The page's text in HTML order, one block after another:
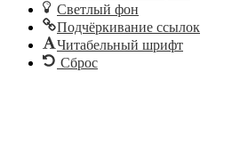
Светлый фон
Подчёркивание ссылок
Читабельный шрифт
Сброс